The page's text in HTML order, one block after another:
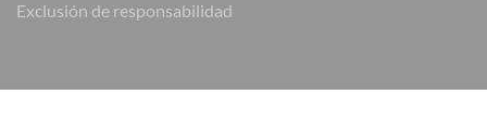
Exclusión de responsabilidad